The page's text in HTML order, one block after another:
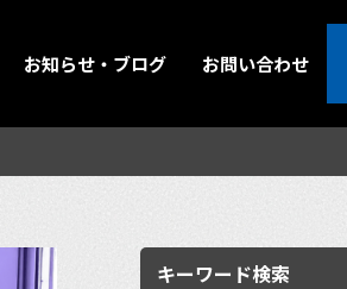
お知らせ・ブログ お問い合わせ
キーワード検索